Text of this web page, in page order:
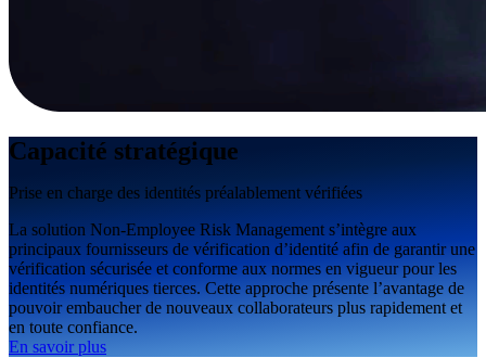
Capacité stratégique
Prise en charge des identités préalablement vérifiées
La solution Non-Employee Risk Management s’intègre aux
principaux fournisseurs de vérification d’identité afin de garantir une
vérification sécurisée et conforme aux normes en vigueur pour les
identités numériques tierces. Cette approche présente l’avantage de
pouvoir embaucher de nouveaux collaborateurs plus rapidement et
en toute confiance.
En savoir plus